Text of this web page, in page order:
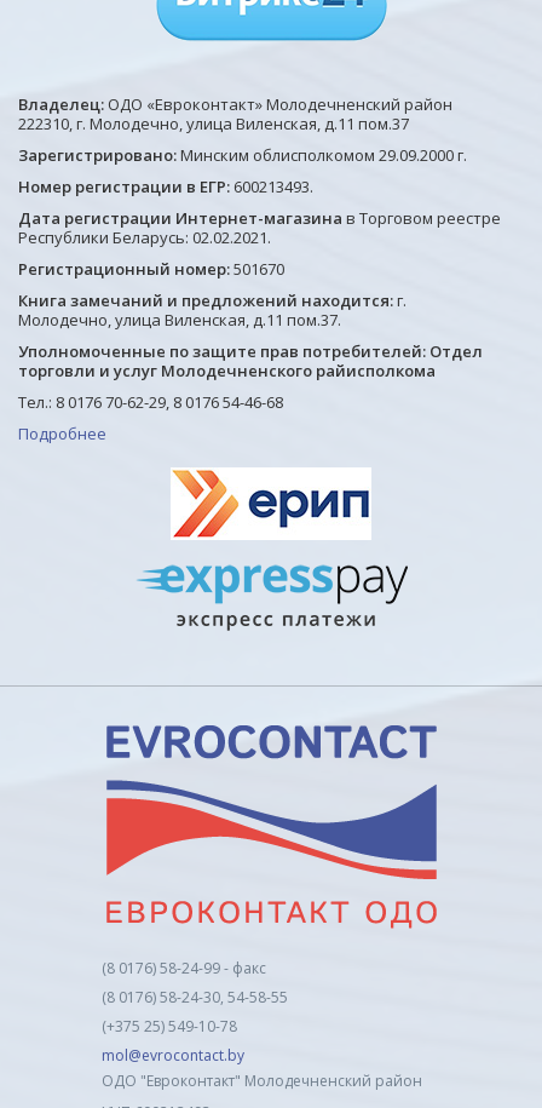
Владелец:ОДО «Евроконтакт» Молодечненский район
222310, г. Молодечно, улица Виленская, д.11 пом.37
Зарегистрировано:Минским облисполкомом 29.09.2000 г.
Номер регистрации в ЕГР: 600213493.
Дата регистрации Интернет-магазина в Торговом реестре
Республики Беларусь: 02.02.2021.
Регистрационный номер:501670
Книга замечаний и предложений находится:г.
Молодечно, улица Виленская, д.11 пом.37.
Уполномоченные по защите прав потребителей: Отдел
торговли и услуг Молодечненского райисполкома
Тел.: 8 0176 70-62-29, 8 0176 54-46-68
Подробнее
(8 0176) 58-24-99 - факс
(8 0176) 58-24-30, 54-58-55
(+375 25) 549-10-78
mol@evrocontact.by
ОДО "Евроконтакт" Молодечненский район